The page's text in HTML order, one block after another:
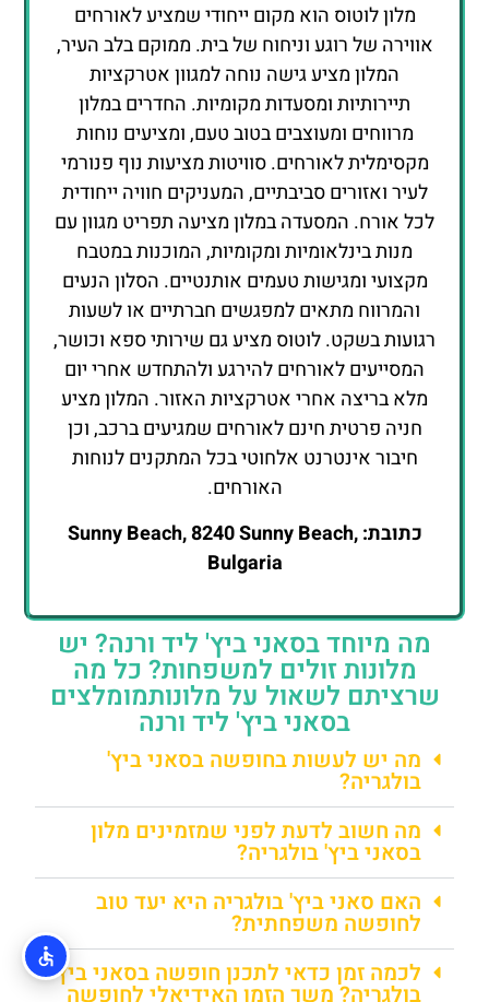
מלון לוטוס הוא מקום ייחודי שמציע לאורחים
אווירה של רוגע וניחוח של בית. ממוקם בלב העיר,
המלון מציע גישה נוחה למגוון אטרקציות
תיירותיות ומסעדות מקומיות. החדרים במלון
מרווחים ומעוצבים בטוב טעם, ומציעים נוחות
מקסימלית לאורחים. סוויטות מציעות נוף פנורמי
לעיר ואזורים סביבתיים, המעניקים חוויה ייחודית
לכל אורח. המסעדה במלון מציעה תפריט מגוון עם
מנות בינלאומיות ומקומיות, המוכנות במטבח
מקצועי ומגישות טעמים אותנטיים. הסלון הנעים
והמרווח מתאים למפגשים חברתיים או לשעות
רגועות בשקט. לוטוס מציע גם שירותי ספא וכושר,
המסייעים לאורחים להירגע ולהתחדש אחרי יום
מלא בריצה אחרי אטרקציות האזור. המלון מציע
חניה פרטית חינם לאורחים שמגיעים ברכב, וכן
חיבור אינטרנט אלחוטי בכל המתקנים לנוחות
האורחים.
כתובת: Sunny Beach, 8240 Sunny Beach,
Bulgaria
מה מיוחד בסאני ביץ' ליד ורנה? יש
מלונות זולים למשפחות? כל מה
שרציתם לשאול על מלונותמומלצים
בסאני ביץ' ליד ורנה
מה יש לעשות בחופשה בסאני ביץ'
בולגריה?
מה חשוב לדעת לפני שמזמינים מלון
בסאני ביץ' בולגריה?
האם סאני ביץ' בולגריה היא יעד טוב
לחופשה משפחתית?
לכמה זמן כדאי לתכנן חופשה בסאני ביץ'
בולגריה? משך הזמן האידיאלי לחופשה